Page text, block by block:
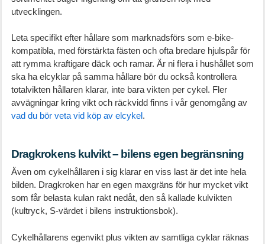
utvecklingen.
Leta specifikt efter hållare som marknadsförs som e-bike-
kompatibla, med förstärkta fästen och ofta bredare hjulspår för
att rymma kraftigare däck och ramar. Är ni flera i hushållet som
ska ha elcyklar på samma hållare bör du också kontrollera
totalvikten hållaren klarar, inte bara vikten per cykel. Fler
avvägningar kring vikt och räckvidd finns i vår genomgång av
vad du bör veta vid köp av elcykel.
Dragkrokens kulvikt – bilens egen begränsning
Även om cykelhållaren i sig klarar en viss last är det inte hela
bilden. Dragkroken har en egen maxgräns för hur mycket vikt
som får belasta kulan rakt nedåt, den så kallade kulvikten
(kultryck, S-värdet i bilens instruktionsbok).
Cykelhållarens egenvikt plus vikten av samtliga cyklar räknas